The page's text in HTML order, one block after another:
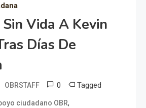
Vida A Kevin
Días De
OBRSTAFF 0 Tagged
ciudadano OBR,